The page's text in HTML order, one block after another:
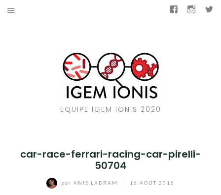
Aller
Facebook
EQUIPE IGEM IONIS 2020
car-race-ferrari-racing-car-pirelli-
50704
par ANIS LADRAM 16 AOÛT 2016
SOUTENEZ-NOUS